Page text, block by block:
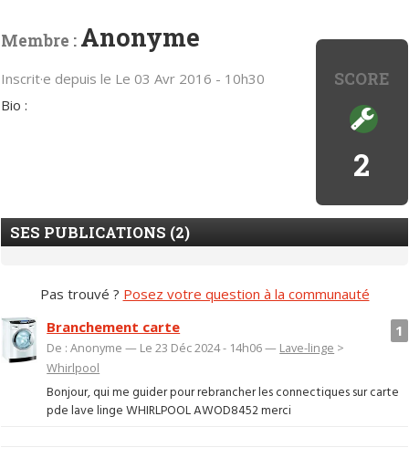
SCORE
2
Membre : Anonyme
Inscrit·e depuis le Le 03 Avr 2016 - 10h30
Bio :
SES PUBLICATIONS (2)
Pas trouvé ? Posez votre question à la communauté
1
Branchement carte
De : Anonyme — Le 23 Déc 2024 - 14h06 — Lave-linge >
Whirlpool
Bonjour, qui me guider pour rebrancher les connectiques sur carte
pde lave linge WHIRLPOOL AWOD8452 merci